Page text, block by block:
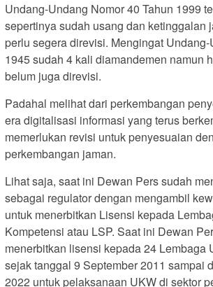
Undang-Undang Nomor 40 Tahun 1999
sepertinya sudah usang dan ketinggalan
perlu segera direvisi. Mengingat
1945 sudah 4 kali diamandemen namun
belum juga direvisi.
Padahal melihat dari perkembangan
era digitalisasi informasi yang terus
memerlukan revisi untuk penyesuaian
perkembangan jaman.
Lihat saja, saat ini Dewan Pers sudah
sebagai regulator dengan mengambil
untuk menerbitkan Lisensi kepada
Kompetensi atau LSP. Saat ini Dewan
menerbitkan lisensi kepada 24 Lembaga
sejak tanggal 9 September 2011 sampai
2022 untuk pelaksanaan UKW di sektor